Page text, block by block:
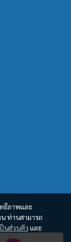
ธิภาพและ
ท่านสามารถ
นส่วนตัว และ